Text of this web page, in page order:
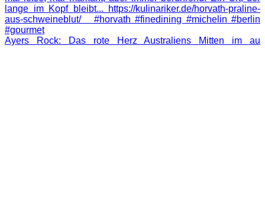
Ayers Rock: Das rote Herz Australiens Mitten im au